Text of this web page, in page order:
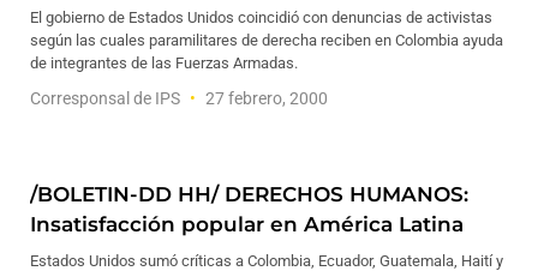
El gobierno de Estados Unidos coincidió con denuncias de activistas
según las cuales paramilitares de derecha reciben en Colombia ayuda
de integrantes de las Fuerzas Armadas.
Corresponsal de IPS 27 febrero, 2000
/BOLETIN-DD HH/ DERECHOS HUMANOS:
Insatisfacción popular en América Latina
Estados Unidos sumó críticas a Colombia, Ecuador, Guatemala, Haití y